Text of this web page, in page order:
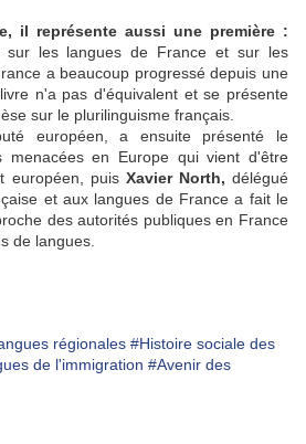
il représente aussi une première :
sur les langues de France et sur les
a beaucoup progressé depuis une
n'a pas d'équivalent et se présente
sur le plurilinguisme français.
européen, a ensuite présenté le
menacées en Europe qui vient d'être
européen, puis Xavier North, délégué
et aux langues de France a fait le
des autorités publiques en France
de langues.
régionales #Histoire sociale des
de l'immigration #Avenir des